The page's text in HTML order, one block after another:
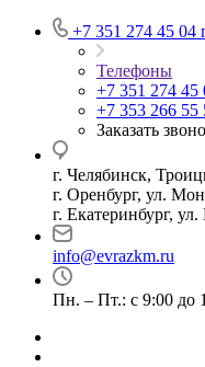
+7 351 274 45 04
Телефоны
+7 351 274 45
+7 353 266 55
Заказать
г. Челябинск,
г. Оренбург, ул.
г. Екатеринбург,
info@evrazkm.ru
Пн. – Пт.: с 9:00 до